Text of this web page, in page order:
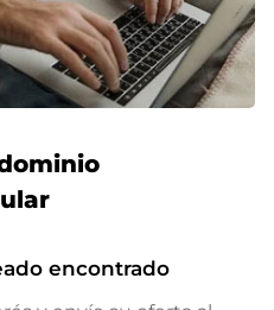
encontrado